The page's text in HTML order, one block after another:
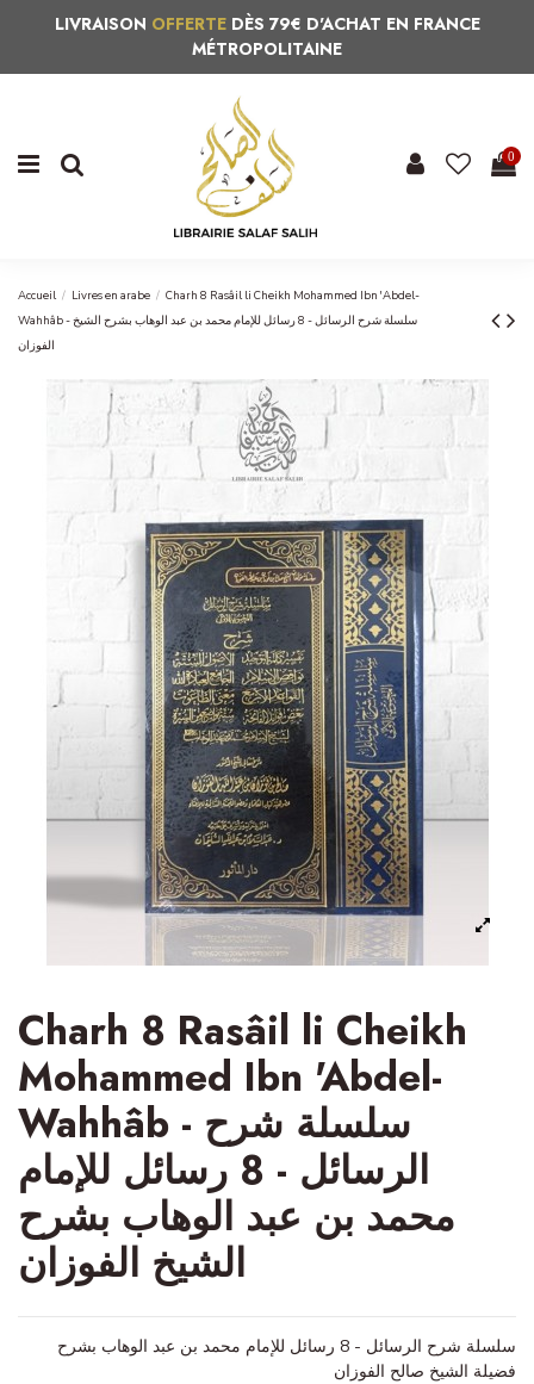
LIVRAISON OFFERTEDÈS 79€ D'ACHAT EN FRANCE
MÉTROPOLITAINE
0
Accueil Livres en arabe
Charh 8 Rasâil li Cheikh Mohammed Ibn 'Abdel-
Wahhâb - سلسلة شرح الرسائل - 8 رسائل للإمام محمد بن عبد الوهاب بشرح الشيخ
الفوزان
Charh 8 Rasâil li Cheikh
Mohammed Ibn 'Abdel-
Wahhâb - سلسلة شرح
الرسائل - 8 رسائل للإمام
محمد بن عبد الوهاب بشرح
الشيخ الفوزان
سلسلة شرح الرسائل - 8 رسائل للإمام محمد بن عبد الوهاب بشرح
فضيلة الشيخ صالح الفوزان